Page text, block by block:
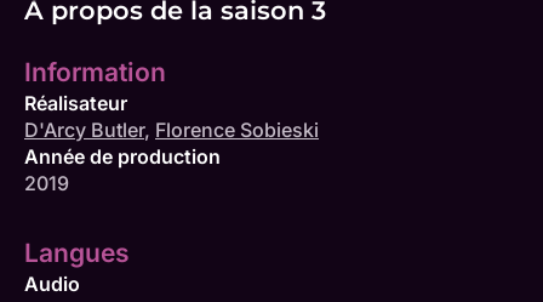
À propos de la saison 3
Information
Réalisateur
D'Arcy Butler, Florence Sobieski
Année de production
2019
Langues
Audio